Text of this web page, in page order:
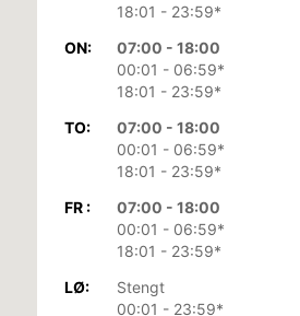
18:01 - 23:59*
ON:
07:00 - 18:00
00:01 - 06:59*
18:01 - 23:59*
TO:
07:00 - 18:00
00:01 - 06:59*
18:01 - 23:59*
FR :
07:00 - 18:00
00:01 - 06:59*
18:01 - 23:59*
LØ:
Stengt
00:01 - 23:59*